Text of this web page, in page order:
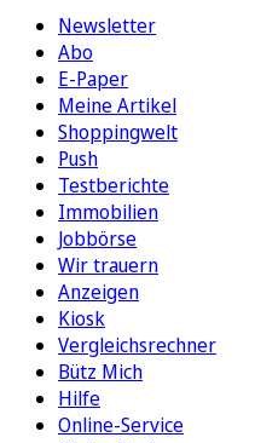
Newsletter
Abo
E-Paper
Meine Artikel
Shoppingwelt
Push
Testberichte
Immobilien
Jobbörse
Wir trauern
Anzeigen
Kiosk
Vergleichsrechner
Bütz Mich
Hilfe
Online-Service